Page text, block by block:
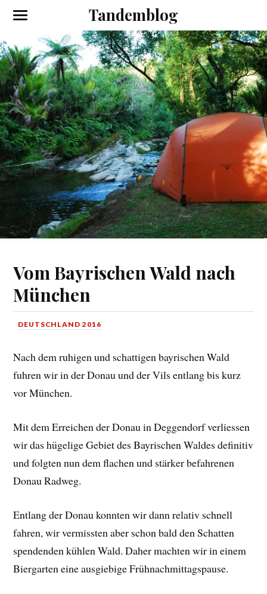
Tandemblog
Vom Bayrischen Wald nach
München
DEUTSCHLAND 2016
Nach dem ruhigen und schattigen bayrischen Wald
fuhren wir in der Donau und der Vils entlang bis kurz
vor München.
Mit dem Erreichen der Donau in Deggendorf verliessen
wir das hügelige Gebiet des Bayrischen Waldes definitiv
und folgten nun dem flachen und stärker befahrenen
Donau Radweg.
Entlang der Donau konnten wir dann relativ schnell
fahren, wir vermissten aber schon bald den Schatten
spendenden kühlen Wald. Daher machten wir in einem
Biergarten eine ausgiebige Frühnachmittagspause.